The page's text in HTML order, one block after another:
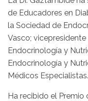
de Educadores en
la Sociedad de
Vasco;
Endocrinología y
Endocrinología y
Médicos Especialistas.
Ha recibido el Premio